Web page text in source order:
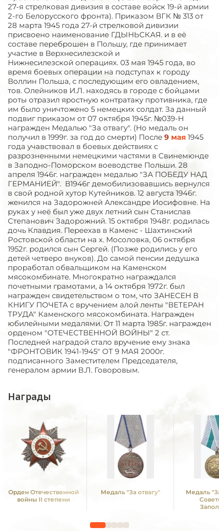
27-я стрелковая дивизия в составе войск 19-й армии
2-го Белорусского фронта). Приказом ВГК № 313 от
28 марта 1945 года 27-й стрелковой дивизии
присвоено наименование ГДЫНЬСКАЯ. и в её
составе переброшен в Польшу, где принимает
участие в Верхнесилезской и
Нижнесилезской операциях. 03 мая 1945 года, во
время боевых операции на подступах к городу
Воллин Польша, с последующим его овладением,
тов. Олейников И.Л. находясь в городе с бойцами
роты отразил яростную контратаку противника, где
им было уничтожено 5 немецких солдат. За данный
подвиг приказом от 07 октября 1945г. №039-Н
награжден Медалью "За отвагу". (Но медаль он
получил в 1999г. за год до смерти) После 9 мая 1945
года учавствовал в боевых действиях с
разрозненными немецкими частями в Свинемюнде
в Заподно-Поморском воеводстве Польши. 28
апреля 1946г. награжден медалью "ЗА ПОБЕДУ НАД
ГЕРМАНИЕЙ". В1946г демобилизовавшись вернулся
в свой родной хутор Кутейников. 12 августа 1946г.
женился на Задорожней Александре Иосифовне. На
руках у неё был уже двух летний сын Станислав
Степанович Задорожний. 15 октября 1948г. родилась
дочь Клавдия. Переехав в Каменс - Шахтинский
Ростовской области на х. Мосоловка, 06 октября
1952г. родился сын Сергей. (Позже родились у его
детей четверо внуков). До самой пенсии дедушка
проработал обвальщиком на Каменском
мясокомбинате. Многократно награждался
почетными грамотами, а 14 октября 1972г. был
награжден свидетельством о том, что ЗАНЕСЕН В
КНИГУ ПОЧЕТА с вручением алой ленты "ВЕТЕРАН
ТРУДА" Каменского мясокомбината. Награжден
юбилейными медалями. От 11 марта 1985г. награжден
орденом "ОТЕЧЕСТВЕННОЙ ВОЙНЫ" 2 ст.
Последней наградой стало вручение ему знака
"ФРОНТОВИК 1941-1945" ОТ 9 МАЯ 2000г.
подписанного Заместителем Председателя,
генералом армии В.Л. Говоровым.
Награды
Орден Отечественной
войны II степени
Медаль "За отвагу"
Медаль